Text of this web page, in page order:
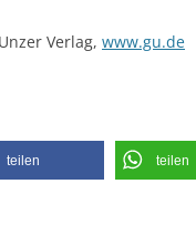
Verlag, www.gu.de
teilen teilen